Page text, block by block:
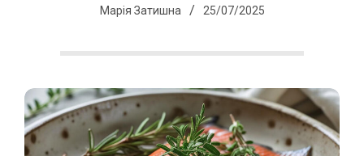
о
Марія Затишна 25/07/2025